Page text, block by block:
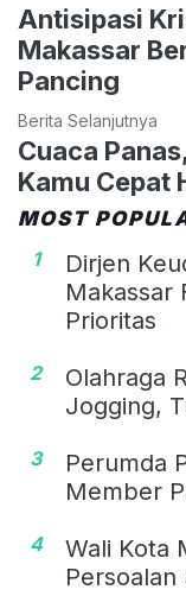
Antisipasi
Makassar
Pancing
Berita Selanjutnya
Cuaca
Kamu Cepat
MOST
1
Dirjen
Makassar
Prioritas
2
Olahraga
Jogging,
3
Perumda
Member
4
Wali Kota